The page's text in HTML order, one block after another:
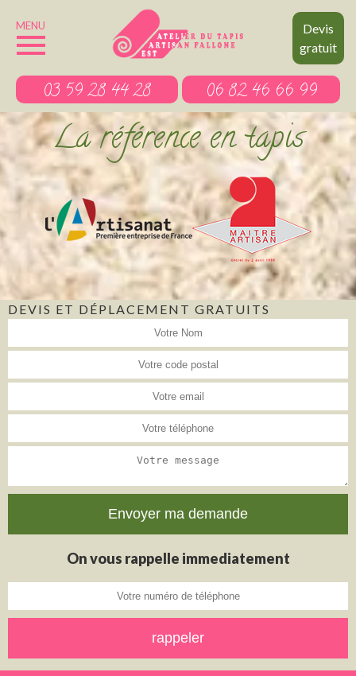
Devis
gratuit
MENU
03 59 28 44 28 06 82 46 66 99
La référence en tapis
DEVIS ET DÉPLACEMENT GRATUITS
On vous rappelle immediatement